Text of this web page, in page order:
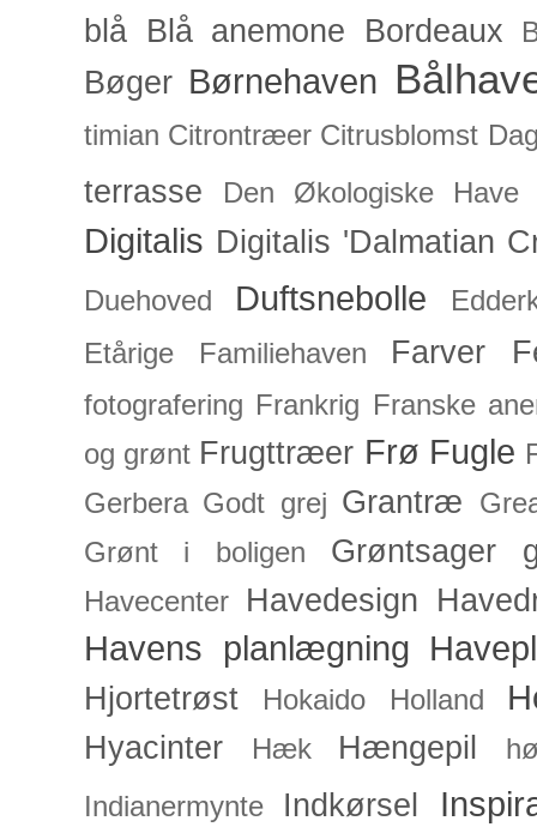
blå Blå anemone Bordeaux
Bøger Børnehaven
timian Citrontræer Citrusblomst
terrasse Den Økologiske Have
Digitalis Digitalis 'Dalmatian
Duehoved Duftsnebolle
Etårige
Familiehaven Farver
fotografering Frankrig Franske
og grønt Frugttræer Frø Fugle
Gerbera Godt grej Grantræ
Grønt i boligen
Grøntsager
Havecenter Havedesign
Havens planlægning
Hjortetrøst Hokaido Holland
Hyacinter Hæk Hængepil
Indianermynte
Indkørsel